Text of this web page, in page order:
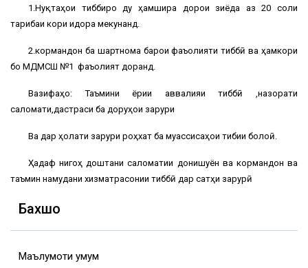
1.Нуқтаҳои тиббиро ду ҳамшира дорои зиёда аз 20 соли
таҷрибаи кори идора мекунанд.
2.кормандон ба шартнома барои фаъолияти тиббӣ ва ҳамкори
бо МДМСШ №1 фаъолият доранд.
Вазифаҳо: Таъмини ёрии аввалияи тиббӣ ,назорати
саломати,дастраси ба доруҳои зарури
Ва дар ҳолати зарури роҳхат ба муассисаҳои тибии болоӣ.
Ҳадаф нигоҳ доштани саломатии донишҷуён ва кормандон ва
таъмин намудани хизматрасонии тиббӣ дар сатҳи зарурӣ
Бахшҳо
Маълумоти умумӣ